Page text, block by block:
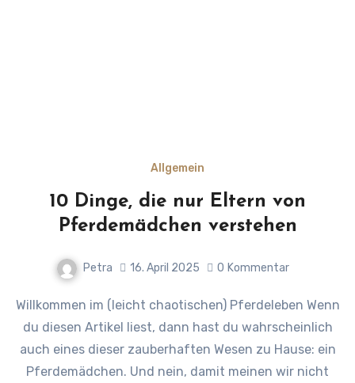
Allgemein
10 Dinge, die nur Eltern von
Pferdemädchen verstehen
Petra 16. April 2025 0 Kommentar
Willkommen im (leicht chaotischen) Pferdeleben Wenn
du diesen Artikel liest, dann hast du wahrscheinlich
auch eines dieser zauberhaften Wesen zu Hause: ein
Pferdemädchen. Und nein, damit meinen wir nicht